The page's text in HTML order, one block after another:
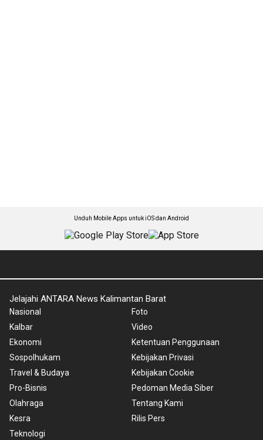
Unduh Mobile Apps untuk iOS dan Android
Jelajahi ANTARA News Kalimantan Barat
Nasional
Kalbar
Ekonomi
Sospolhukam
Travel & Budaya
Pro-Bisnis
Olahraga
Kesra
Teknologi
Foto
Video
Ketentuan Penggunaan
Kebijakan Privasi
Kebijakan Cookie
Pedoman Media Siber
Tentang Kami
Rilis Pers